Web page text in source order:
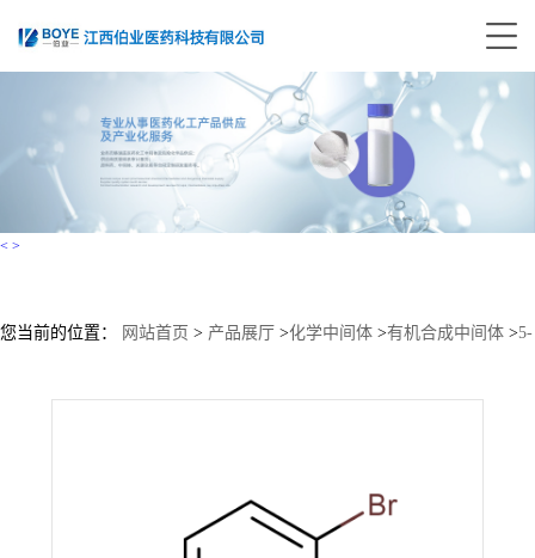
< >
您当前的位置： 网站首页 > 产品展厅 >化学中间体 >有机合成中间体 >5-